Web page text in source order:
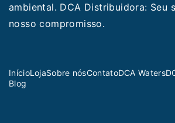
ambiental. DCA Distribuidora: Seu
nosso compromisso.
InícioLojaSobre nósContatoDCA Waters
Blog